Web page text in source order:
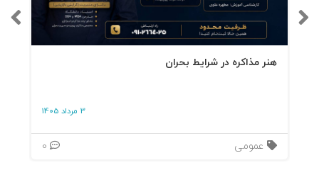
هنر مذاکره در شرایط بحران
3 مرداد 1405
عمومی